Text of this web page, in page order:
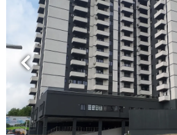
Previous